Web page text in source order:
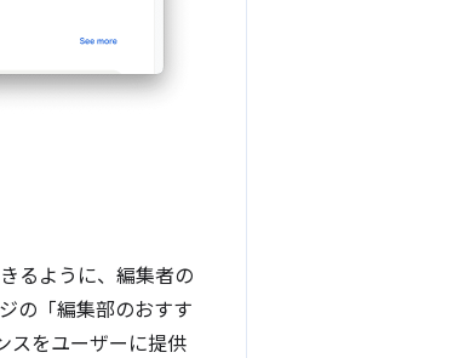
るように、編集者の
の「編集部のおすす
スをユーザーに提供